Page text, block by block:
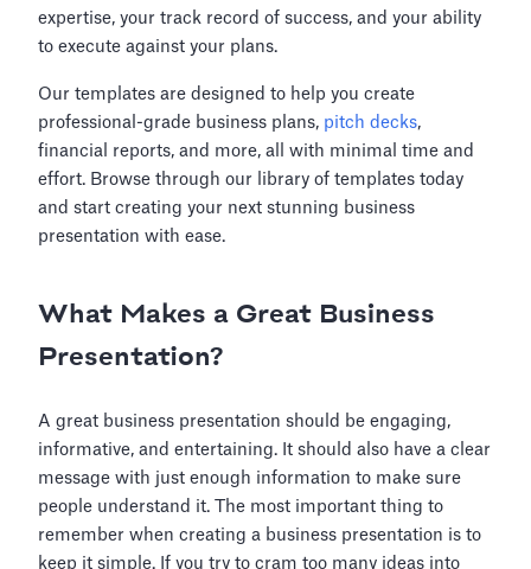
expertise, your track record of success, and your ability
to execute against your plans.
Our templates are designed to help you create
professional-grade business plans, pitch decks,
financial reports, and more, all with minimal time and
effort. Browse through our library of templates today
and start creating your next stunning business
presentation with ease.
What Makes a Great Business
Presentation?
A great business presentation should be engaging,
informative, and entertaining. It should also have a clear
message with just enough information to make sure
people understand it. The most important thing to
remember when creating a business presentation is to
keep it simple. If you try to cram too many ideas into